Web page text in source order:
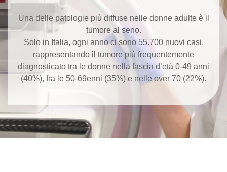
Una delle patologie più diffuse nelle donne adulte è il
tumore al seno.
Solo in Italia, ogni anno ci sono 55.700 nuovi casi,
rappresentando il tumore più frequentemente
diagnosticato tra le donne nella fascia d’età 0-49 anni
(40%), fra le 50-69enni (35%) e nelle over 70 (22%).